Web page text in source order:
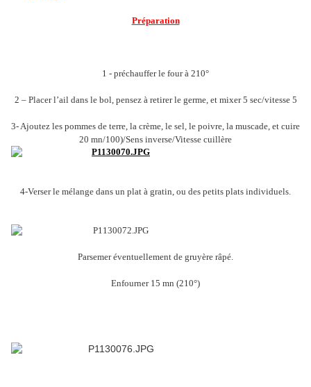
Préparation
1 - préchauffer le four à 210°
2 – Placer l’ail dans le bol, pensez à retirer le germe, et mixer 5 sec/vitesse 5
3- Ajoutez les pommes de terre, la crème, le sel, le poivre, la muscade, et cuire
20 mn/100)/Sens inverse/Vitesse cuillère
4-Verser le mélange dans un plat à gratin, ou des petits plats individuels.
Parsemer éventuellement de gruyère râpé.
Enfourner 15 mn (210°)